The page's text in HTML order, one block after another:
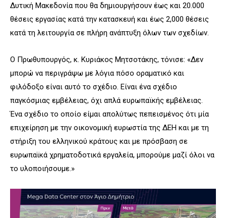
Δυτική Μακεδονία που θα δημιουργήσουν έως και 20.000
θέσεις εργασίας κατά την κατασκευή και έως 2,000 θέσεις
κατά τη λειτουργία σε πλήρη ανάπτυξη όλων των σχεδίων.
Ο Πρωθυπουργός, κ. Κυριάκος Μητσοτάκης, τόνισε: «Δεν
μπορώ να περιγράψω με λόγια πόσο οραματικό και
φιλόδοξο είναι αυτό το σχέδιο. Είναι ένα σχέδιο
παγκόσμιας εμβέλειας, όχι απλά ευρωπαϊκής εμβέλειας.
Ένα σχέδιο το οποίο είμαι απολύτως πεπεισμένος ότι μία
επιχείρηση με την οικονομική ευρωστία της ΔΕΗ και με τη
στήριξη του ελληνικού κράτους και με πρόσβαση σε
ευρωπαϊκά χρηματοδοτικά εργαλεία, μπορούμε μαζί όλοι να
το υλοποιήσουμε.»